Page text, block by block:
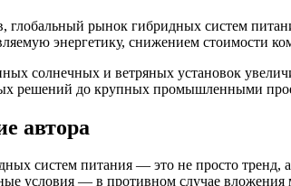
рынок гибридных систем
энергетику, снижением стоимости
солнечных и ветряных установок
решений до крупных промышленными
автора
систем питания — это не просто
условия — в противном случае вложения